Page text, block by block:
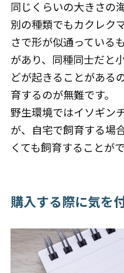
同じくらいの大きさの
別の種類でもカクレク
さで形が似通っている
があり、同種同士だと
どが起きることがある
育するのが無難です。
野生環境ではイソギン
が、自宅で飼育する場
くても飼育することが
購入する際に気を